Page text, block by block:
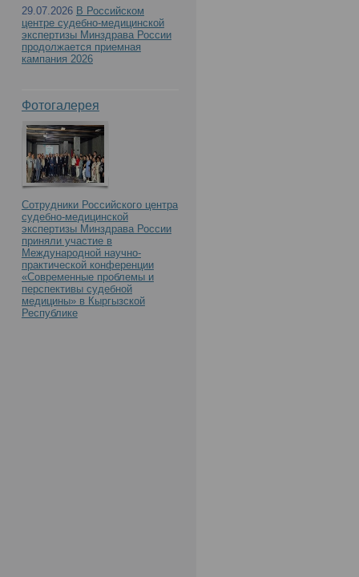
29.07.2026 В Российском
центре судебно-медицинской
экспертизы Минздрава России
продолжается приемная
кампания 2026
Фотогалерея
Сотрудники Российского центра
судебно-медицинской
экспертизы Минздрава России
приняли участие в
Международной научно-
практической конференции
«Современные проблемы и
перспективы судебной
медицины» в Кыргызской
Республике